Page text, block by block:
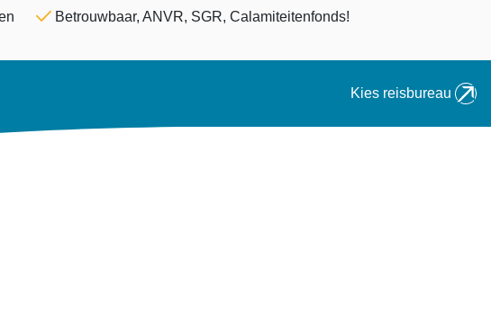
inhoud gaan
Betrouwbaar, ANVR, SGR, Calamiteitenfonds!
Kies reisbureau